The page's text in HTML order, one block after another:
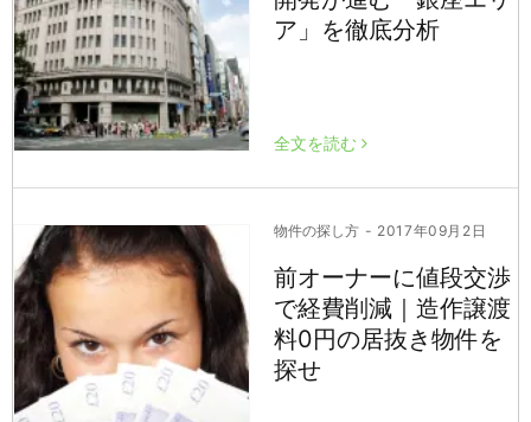
ア」を徹底分析
全文を読む
物件の探し方 - 2017年09月2日
前オーナーに値段交渉
で経費削減｜造作譲渡
料0円の居抜き物件を
探せ